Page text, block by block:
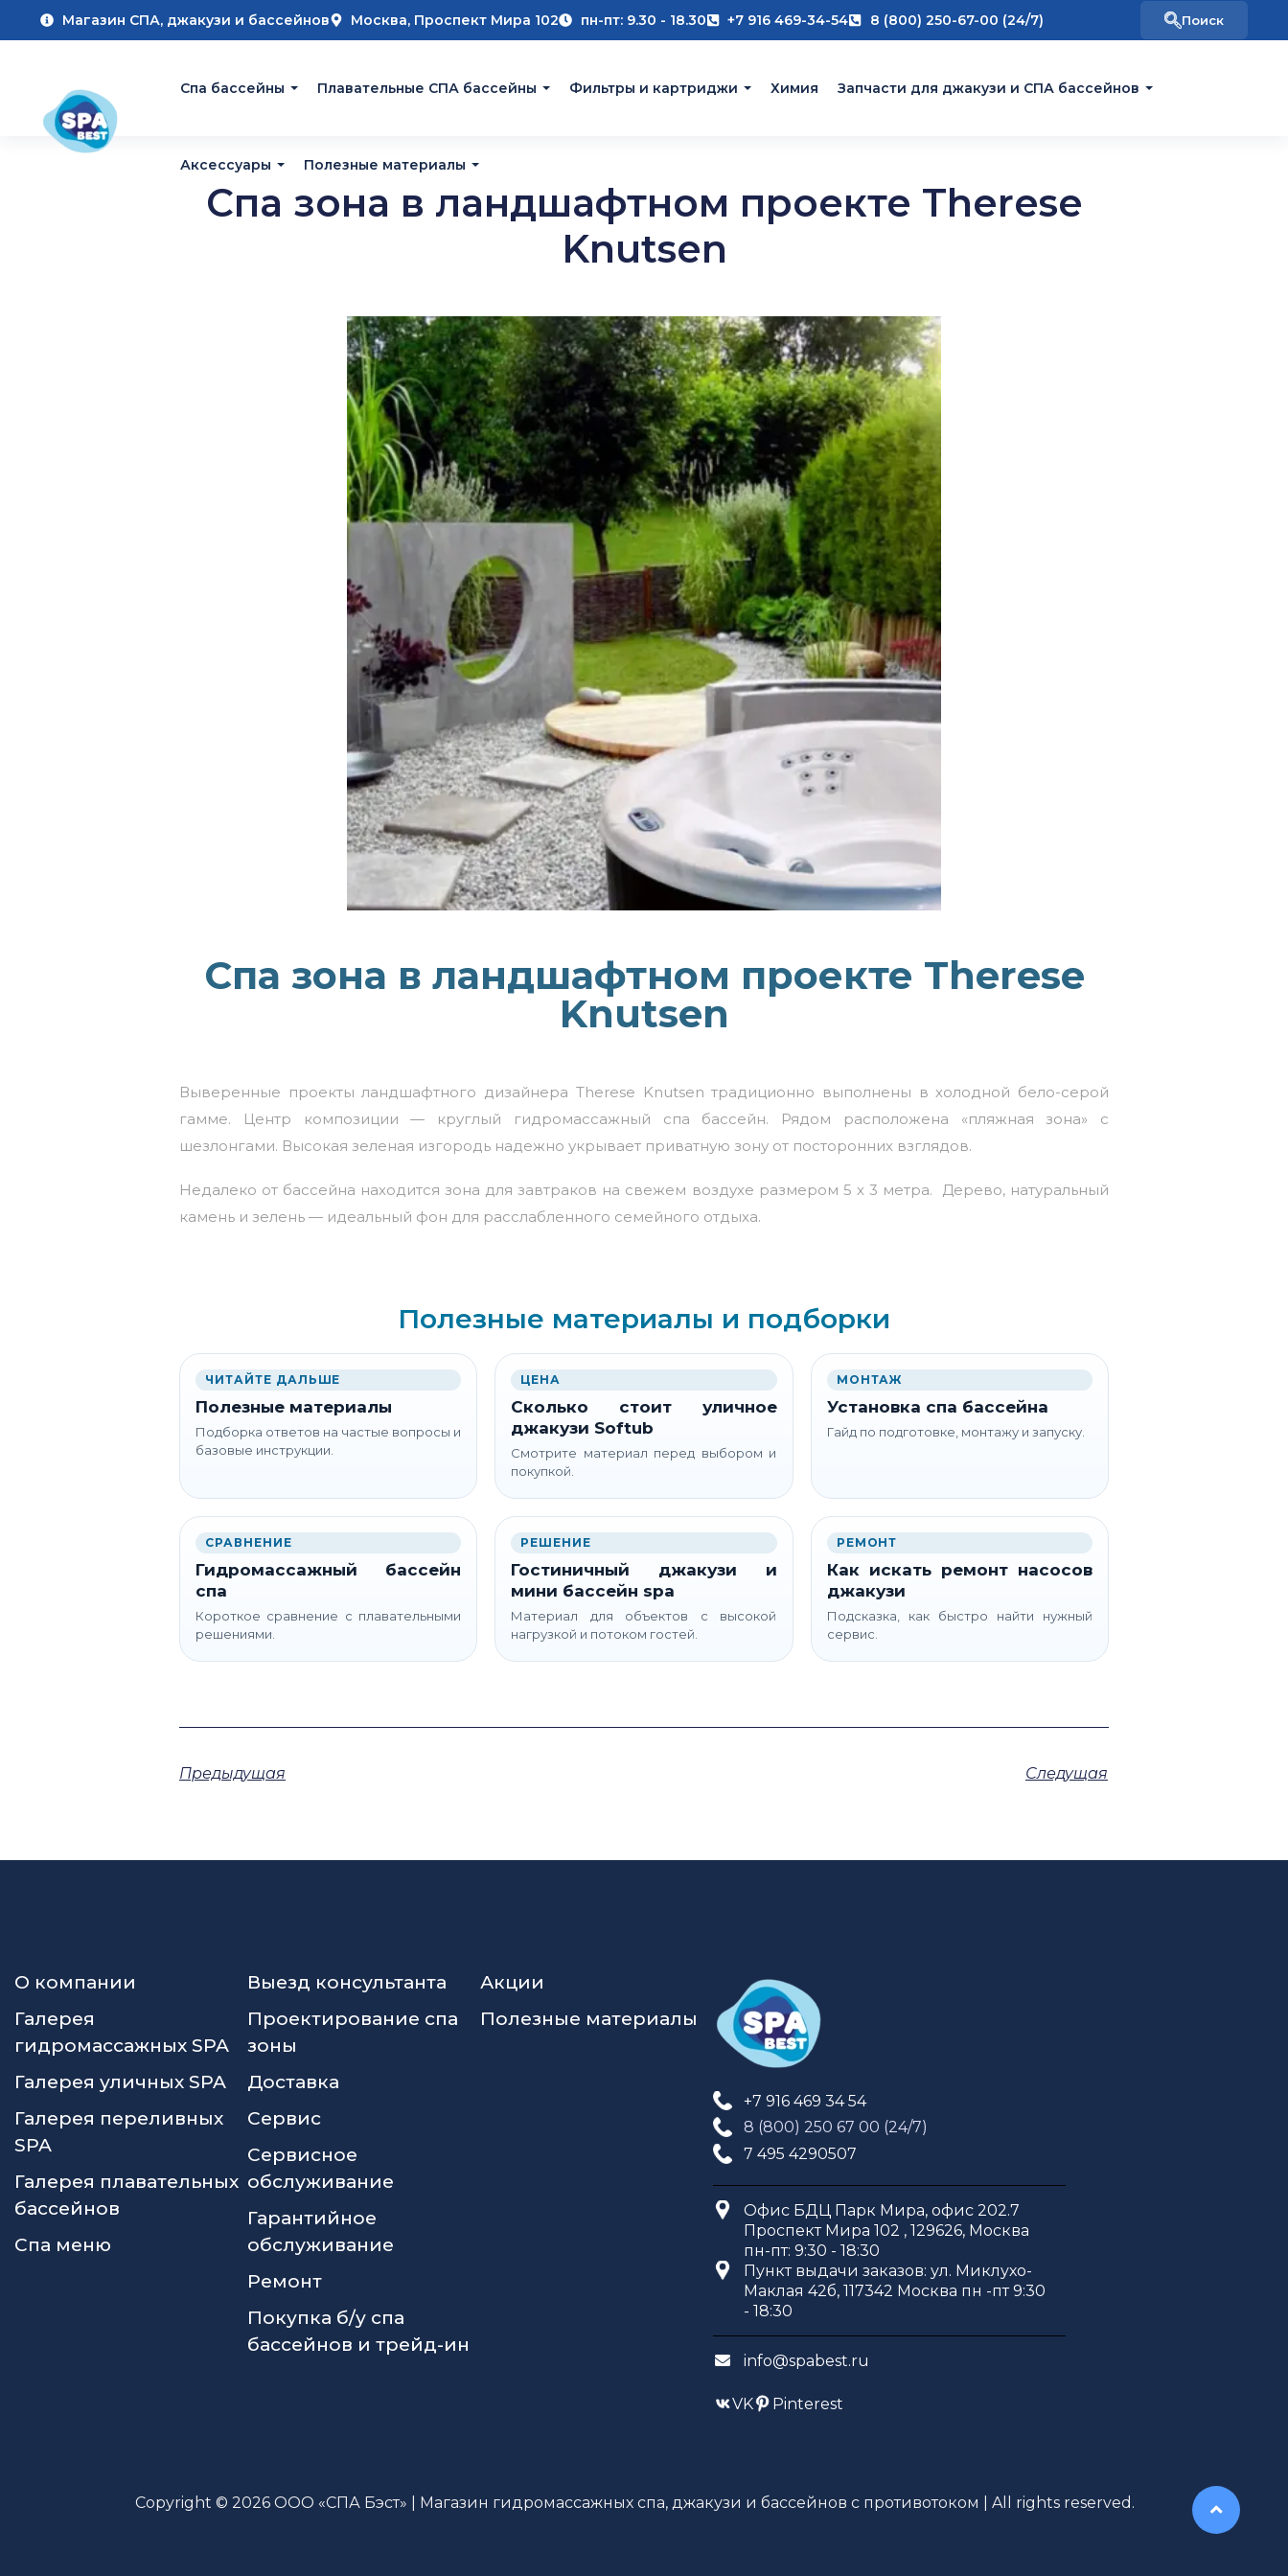
Магазин СПА, джакузи и бассейнов Москва, Проспект Мира 102 пн-пт: 9.30 - 18.30 +7 916 469-34-54 8 (800) 250-67-00 (24/7)
Cпа бассейны Плавательные СПА бассейны Фильтры и картриджи Химия Запчасти для джакузи и СПА бассейнов
Аксессуары Полезные материалы
Спа зона в ландшафтном проекте Therese
Knutsen
Спа зона в ландшафтном проекте Therese
Knutsen
Выверенные проекты ландшафтного дизайнера Therese Knutsen традиционно выполнены в холодной бело-серой
гамме. Центр композиции —
круглый гидромассажный спа бассейн. Рядом расположена «пляжная зона» с
шезлонгами. Высокая зеленая изгородь надежно укрывает приватную зону от посторонних взглядов.
Недалеко от бассейна находится зона для завтраков на свежем воздухе размером 5 х 3 метра. Дерево, натуральный
камень и зелень — идеальный фон для расслабленного семейного отдыха.
Полезные материалы и подборки
ЧИТАЙТЕ ДАЛЬШЕ
Полезные материалы
Подборка ответов на частые вопросы и
базовые инструкции.
ЦЕНА
Сколько стоит уличное
джакузи Softub
Смотрите материал перед выбором и
покупкой.
МОНТАЖ
Установка спа бассейна
Гайд по подготовке, монтажу и запуску.
СРАВНЕНИЕ
Гидромассажный бассейн
спа
Короткое сравнение с плавательными
решениями.
РЕШЕНИЕ
Гостиничный джакузи и
мини бассейн spa
Материал для объектов с высокой
нагрузкой и потоком гостей.
РЕМОНТ
Как искать ремонт насосов
джакузи
Подсказка, как быстро найти нужный
сервис.
Предыдущая Следущая
О компании
Галерея
гидромассажных SPA
Галерея уличных SPA
Галерея переливных
SPA
Галерея плавательных
бассейнов
Спа меню
Выезд консультанта
Проектирование спа
зоны
Доставка
Сервис
Сервисное
обслуживание
Гарантийное
обслуживание
Ремонт
Покупка б/у спа
бассейнов и трейд-ин
Акции
Полезные материалы
+7 916 469 34 54
8 (800) 250 67 00 (24/7)
7 495 4290507
Офис БДЦ Парк Мира, офис 202.7
Проспект Мира 102 , 129626, Москва
пн-пт: 9:30 - 18:30
Пункт выдачи заказов: ул. Миклухо-
Маклая 42б, 117342 Москва пн -пт 9:30
- 18:30
info@spabest.ru
VK Pinterest
Copyright © 2026 ООО «СПА Бэст» | Магазин гидромассажных спа, джакузи и бассейнов с противотоком | All rights reserved.